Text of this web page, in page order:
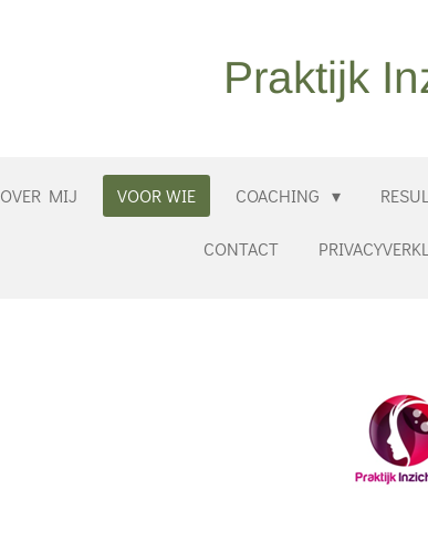
Praktijk
OVER MIJ VOOR WIE COACHING
CONTACT